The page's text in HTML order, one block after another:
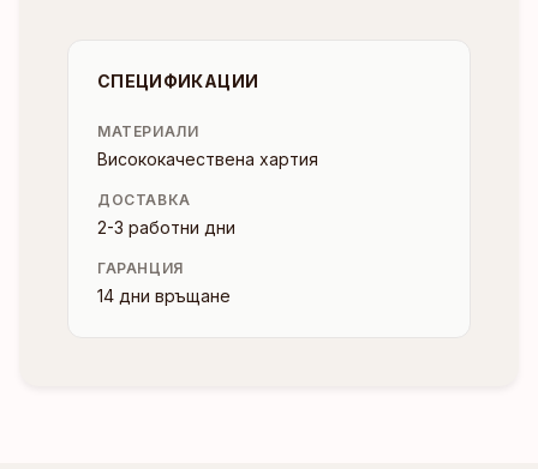
СПЕЦИФИКАЦИИ
МАТЕРИАЛИ
Висококачествена хартия
ДОСТАВКА
2-3 работни дни
ГАРАНЦИЯ
14 дни връщане